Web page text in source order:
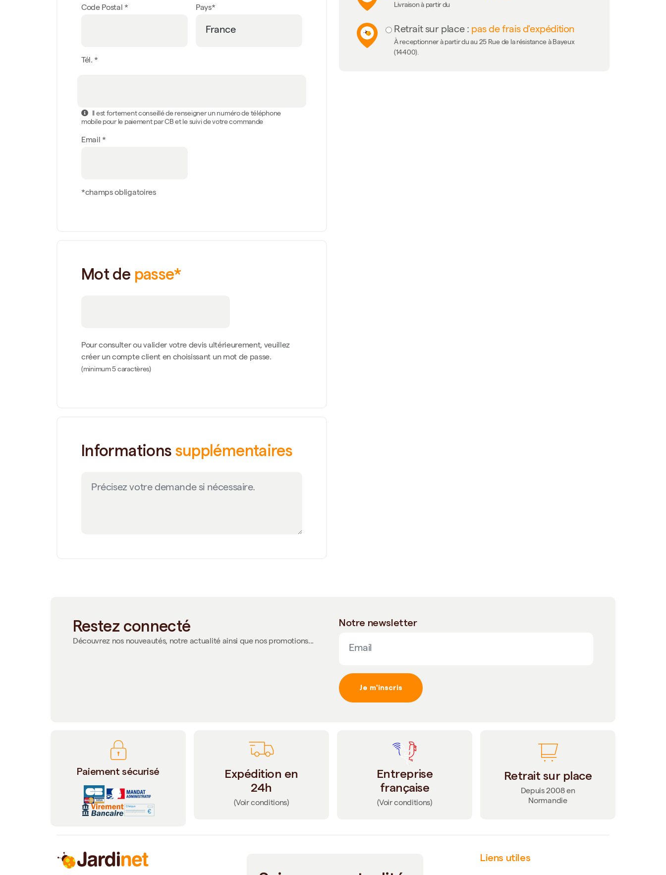
Code Postal * Pays*
Tél. *
Il est fortement conseillé de renseigner un numéro de téléphone
mobile pour le paiement par CB et le suivi de votre commande
Email *
*champs obligatoires
Mot de passe*
Pour consulter ou valider votre devis ultérieurement, veuillez
créer un compte client en choisissant un mot de passe.
(minimum 5 caractères)
Informations supplémentaires
Livraison à partir du
Retrait sur place : pas de frais d'expédition
À receptionner à partir du au 25 Rue de la résistance à Bayeux
(14400).
Restez connecté
Découvrez nos nouveautés, notre actualité ainsi que nos promotions...
Notre newsletter
Je m'inscris
Paiement sécurisé
Expédition en
24h
(Voir conditions)
Entreprise
française
(Voir conditions)
Retrait sur place
Depuis 2008 en
Normandie
Liens utiles